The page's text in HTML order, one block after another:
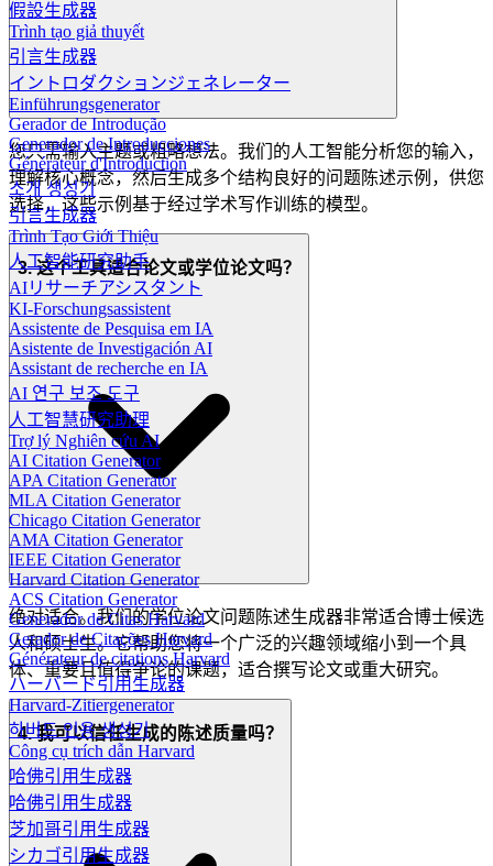
假設生成器
Trình tạo giả thuyết
引言生成器
イントロダクションジェネレーター
Einführungsgenerator
Gerador de Introdução
Generador de Introducciones
Générateur d'Introduction
소개 생성기
引言生成器
Trình Tạo Giới Thiệu
人工智能研究助手
AIリサーチアシスタント
KI-Forschungsassistent
Assistente de Pesquisa em IA
Asistente de Investigación AI
Assistant de recherche en IA
AI 연구 보조 도구
人工智慧研究助理
Trợ lý Nghiên cứu AI
AI Citation Generator
APA Citation Generator
MLA Citation Generator
Chicago Citation Generator
AMA Citation Generator
IEEE Citation Generator
Harvard Citation Generator
ACS Citation Generator
Generador de Citas Harvard
Gerador de Citações Harvard
Générateur de citations Harvard
ハーバード引用生成器
Harvard-Zitiergenerator
하버드 인용 생성기
Công cụ trích dẫn Harvard
哈佛引用生成器
哈佛引用生成器
芝加哥引用生成器
シカゴ引用生成器
您只需输入主题或粗略想法。我们的人工智能分析您的输入，
理解核心概念，然后生成多个结构良好的问题陈述示例，供您
选择，这些示例基于经过学术写作训练的模型。
3. 这个工具适合论文或学位论文吗？
绝对适合。我们的学位论文问题陈述生成器非常适合博士候选
人和硕士生。它帮助您将一个广泛的兴趣领域缩小到一个具
体、重要且值得争论的课题，适合撰写论文或重大研究。
4. 我可以信任生成的陈述质量吗？